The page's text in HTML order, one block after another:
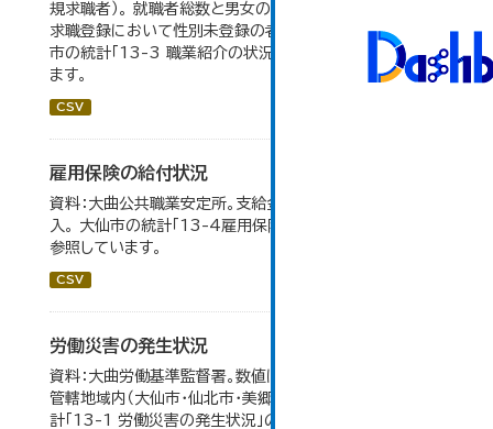
規求職者）。 就職者総数と男女の合計が一致しないのは、
求職登録において性別未登録の者も含まれるため。 大仙
市の統計「13-3 職業紹介の状況」のデータを参照してい
ます。
CSV
雇用保険の給付状況
資料：大曲公共職業安定所。支給金額の千円未満は四捨五
入。 大仙市の統計「13-4雇用保険の給付状況」のデータを
参照しています。
CSV
労働災害の発生状況
資料：大曲労働基準監督署。数値は大曲労働基準監督署の
管轄地域内（大仙市・仙北市・美郷町）の合計。 大仙市の統
計「13-1 労働災害の発生状況」のデータを参照していま